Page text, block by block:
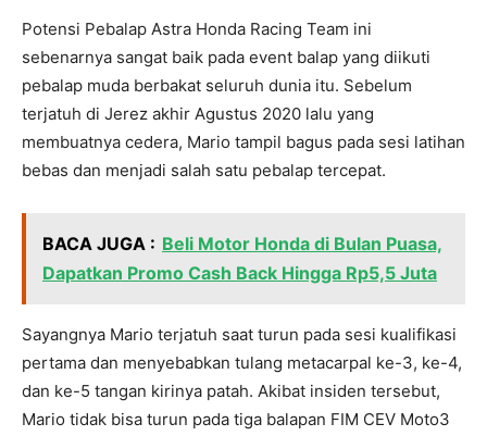
Potensi Pebalap Astra Honda Racing Team ini
sebenarnya sangat baik pada event balap yang diikuti
pebalap muda berbakat seluruh dunia itu. Sebelum
terjatuh di Jerez akhir Agustus 2020 lalu yang
membuatnya cedera, Mario tampil bagus pada sesi latihan
bebas dan menjadi salah satu pebalap tercepat.
BACA JUGA : Beli Motor Honda di Bulan Puasa,
Dapatkan Promo Cash Back Hingga Rp5,5 Juta
Sayangnya Mario terjatuh saat turun pada sesi kualifikasi
pertama dan menyebabkan tulang metacarpal ke-3, ke-4,
dan ke-5 tangan kirinya patah. Akibat insiden tersebut,
Mario tidak bisa turun pada tiga balapan FIM CEV Moto3